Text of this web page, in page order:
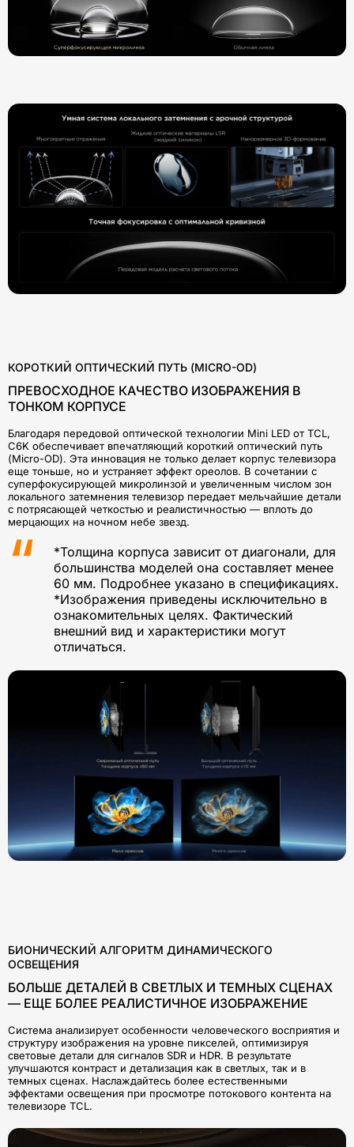
КОРОТКИЙ ОПТИЧЕСКИЙ ПУТЬ (MICRO-OD)
ПРЕВОСХОДНОЕ КАЧЕСТВО ИЗОБРАЖЕНИЯ В
ТОНКОМ КОРПУСЕ
Благодаря передовой оптической технологии Mini LED от TCL,
C6K обеспечивает впечатляющий короткий оптический путь
(Micro-OD). Эта инновация не только делает корпус телевизора
еще тоньше, но и устраняет эффект ореолов. В сочетании с
суперфокусирующей микролинзой и увеличенным числом зон
локального затемнения телевизор передает мельчайшие детали
с потрясающей четкостью и реалистичностью — вплоть до
мерцающих на ночном небе звезд.
*Толщина корпуса зависит от диагонали, для
большинства моделей она составляет менее
60 мм. Подробнее указано в спецификациях.
*Изображения приведены исключительно в
ознакомительных целях. Фактический
внешний вид и характеристики могут
отличаться.
БИОНИЧЕСКИЙ АЛГОРИТМ ДИНАМИЧЕСКОГО
ОСВЕЩЕНИЯ
БОЛЬШЕ ДЕТАЛЕЙ В СВЕТЛЫХ И ТЕМНЫХ СЦЕНАХ
— ЕЩЕ БОЛЕЕ РЕАЛИСТИЧНОЕ ИЗОБРАЖЕНИЕ
Система анализирует особенности человеческого восприятия и
структуру изображения на уровне пикселей, оптимизируя
световые детали для сигналов SDR и HDR. В результате
улучшаются контраст и детализация как в светлых, так и в
темных сценах. Наслаждайтесь более естественными
эффектами освещения при просмотре потокового контента на
телевизоре TCL.